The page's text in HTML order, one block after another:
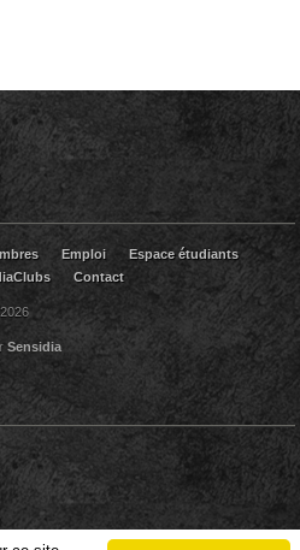
Emploi
Espace étudiants
Contact
2026
Sensidia